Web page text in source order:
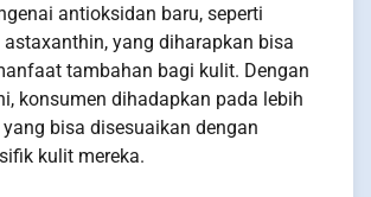
antioksidan baru, seperti
astaxanthin, yang diharapkan bisa
tambahan bagi kulit. Dengan
konsumen dihadapkan pada lebih
bisa disesuaikan dengan
kulit mereka.